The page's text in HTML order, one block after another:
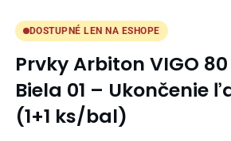
DOSTUPNÉ LEN NA ESHOPE
Prvky Arbiton VIGO 80
Biela 01 – Ukončenie
(1+1 ks/bal)